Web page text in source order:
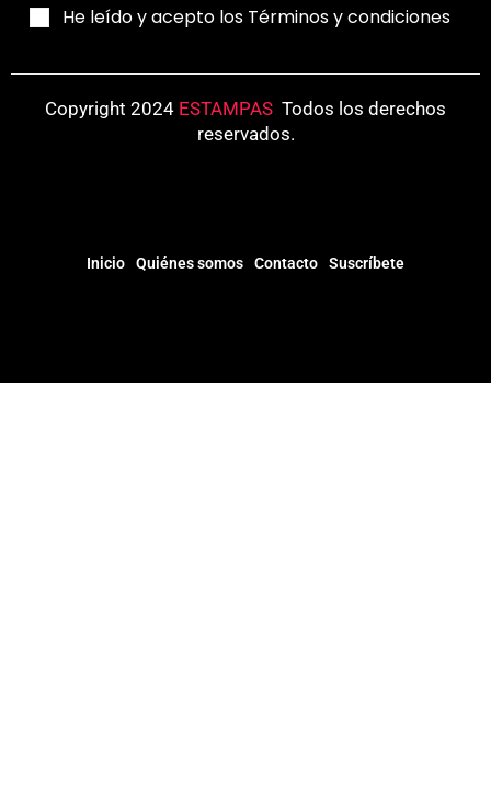
He leído y acepto los Términos y condiciones
Copyright 2024 ESTAMPAS Todos los derechos
reservados.
Inicio Quiénes somos Contacto Suscríbete